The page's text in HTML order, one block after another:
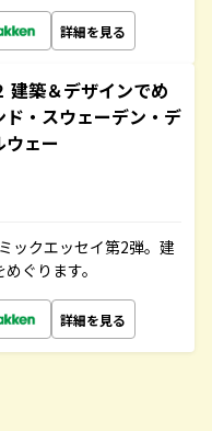
詳細を見る
建築＆デザインでめ
ド・スウェーデン・デ
ウェー
ックエッセイ第2弾。建
ぐります。
詳細を見る